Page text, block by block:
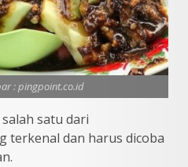
: pingpoint.co.id
satu dari
terkenal dan harus dicoba